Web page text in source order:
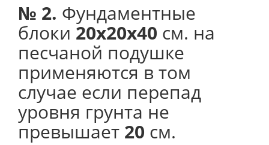
№ 2. Фундаментные
блоки 20х20х40 см. на
песчаной подушке
применяются в том
случае если перепад
уровня грунта не
превышает 20 см.